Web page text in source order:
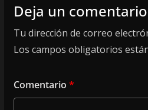
Deja un comentario
Tu dirección de correo
Los campos obligatorios
Comentario *